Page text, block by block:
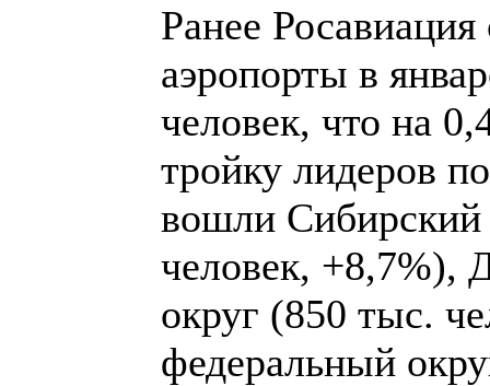
Ранее
аэропорты в
человек, что на
тройку лидеров
вошли Сибирский
человек, +8,7%),
округ (850 тыс.
федеральный